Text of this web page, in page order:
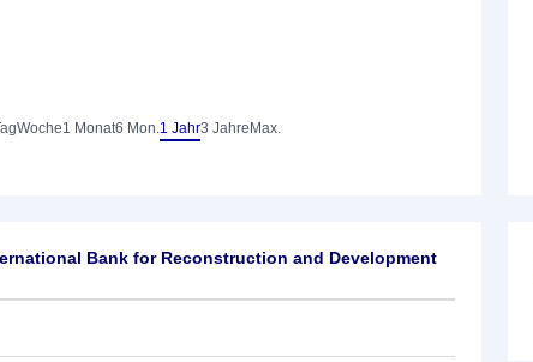
Woche1 Monat6 Mon.1 Jahr3 Jahre Max.
Bank for Reconstruction and Development